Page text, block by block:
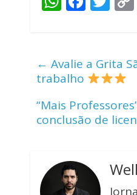
s
A
p
p
b
o
o
k
er
← Avalie a Grita
trabalho
“Mais
conclusão de